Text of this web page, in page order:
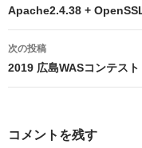
稿
ナ
ビ
Apache2.4.38 +
次の投稿
2019 広島WASコンテスト
コメントを残す